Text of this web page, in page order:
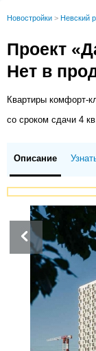
Новостройки > Невский
Проект
Нет в
Квартиры комфорт-
со сроком сдачи 4
Описание